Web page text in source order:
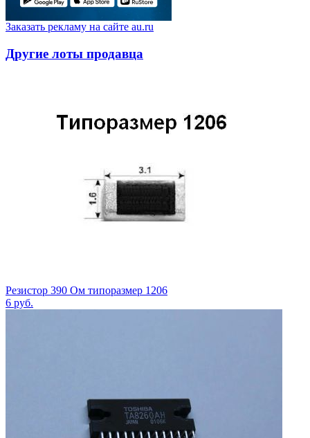
Заказать рекламу на сайте au.ru
Другие лоты продавца
Резистор 390 Ом типоразмер 1206
6 руб.